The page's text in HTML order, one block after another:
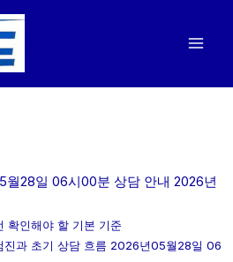
월28일 06시00분 상담 안내 2026년
확인해야 할 기본 기준
진과 초기 상담 흐름 2026년05월28일 06